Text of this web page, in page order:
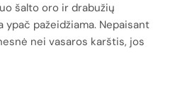
šalto oro ir drabužių
pažeidžiama. Nepaisant
nei vasaros karštis, jos